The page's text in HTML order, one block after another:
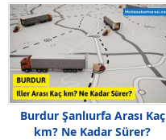
Burdur Şanlıurfa Arası Kaç
km? Ne Kadar Sürer?